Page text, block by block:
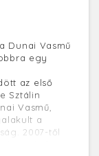
Dunai Vasmű
egy
az első
Sztálin
Vasmű,
a
2007-től